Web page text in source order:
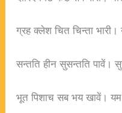
ग्रह क्लेश चित चिन्ता भारी।
सन्तति हीन सुसन्तति पावें।
भूत पिशाच सब भय खावें।